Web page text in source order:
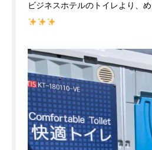
ビジネスホテルのトイレより、